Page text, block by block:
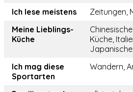
Ich lese meistens
Zeitungen,
Meine Lieblings-
Küche
Küche,
Ich mag diese
Sportarten
Wandern,